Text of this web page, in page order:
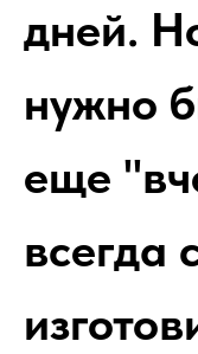
дней.
нужно
еще
всегда